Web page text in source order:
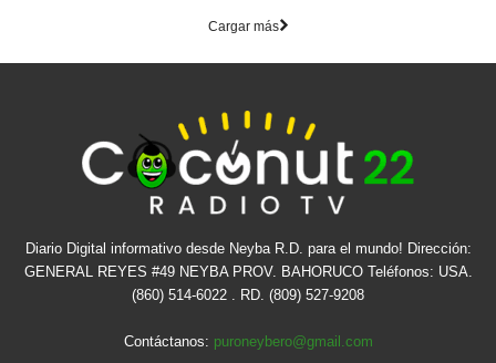
Cargar más
Diario Digital informativo desde Neyba R.D. para el mundo! Dirección:
GENERAL REYES #49 NEYBA PROV. BAHORUCO Teléfonos: USA.
(860) 514-6022 . RD. (809) 527-9208
Contáctanos: puroneybero@gmail.com